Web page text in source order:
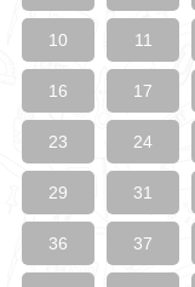
10 11
16 17
23 24
29 31
36 37